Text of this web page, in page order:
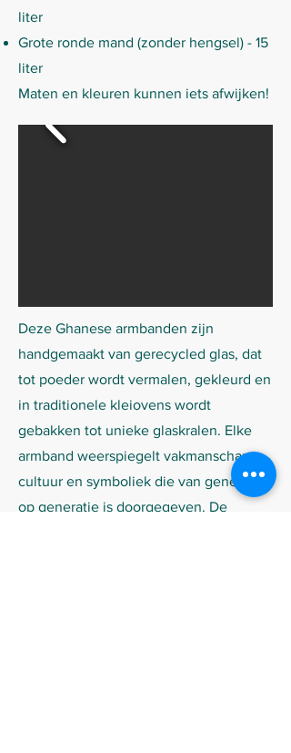
liter
Grote ronde mand (zonder hengsel) - 15
liter
Maten en kleuren kunnen iets afwijken!​
Deze Ghanese armbanden zijn
handgemaakt van gerecycled glas, dat
tot poeder wordt vermalen, gekleurd en
in traditionele kleiovens wordt
gebakken tot unieke glaskralen. Elke
armband weerspiegelt vakmanschap,
cultuur en symboliek die van generatie
op generatie is doorgegeven. De